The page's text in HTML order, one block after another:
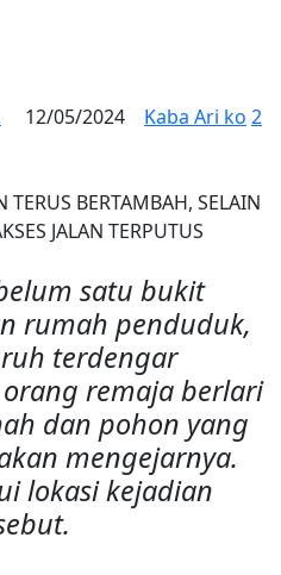
12/05/2024 Kaba Ari ko 2
satu bukit
rumah penduduk,
terdengar
remaja berlari
dan pohon yang
mengejarnya.
lokasi kejadian